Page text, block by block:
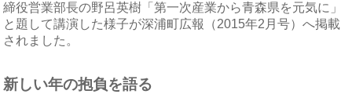
締役営業部長の野呂英樹「第一次産業から青森県を元気に」
と題して講演した様子が深浦町広報（2015年2月号）へ掲載
されました。
新しい年の抱負を語る